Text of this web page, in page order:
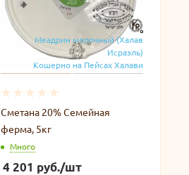
Меадрин молочный (Халав
Исраэль)
Кошерно на Пейсах Халави
Сметана 20% Семейная
ферма, 5кг
Много
4 201 руб./шт